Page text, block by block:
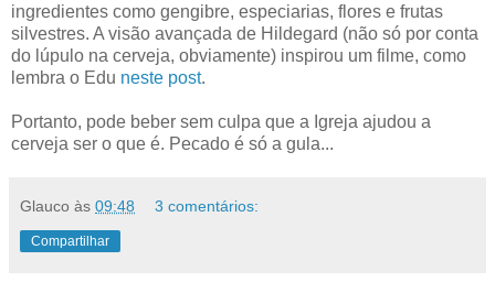
ingredientes como gengibre, especiarias, flores e frutas
silvestres. A visão avançada de Hildegard (não só por conta
do lúpulo na cerveja, obviamente) inspirou um filme, como
lembra o Edu neste post.
Portanto, pode beber sem culpa que a Igreja ajudou a
cerveja ser o que é. Pecado é só a gula...
Glauco às 09:48 3 comentários:
Compartilhar